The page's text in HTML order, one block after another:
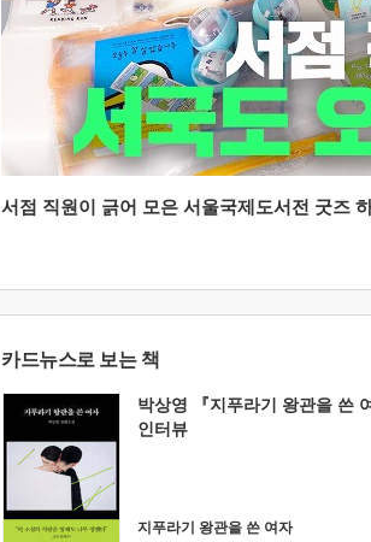
서점 직원이 긁어 모은 서울국제도서전 굿즈
카드뉴스로 보는 책
박상영 『지푸라기 왕관을 쓴
인터뷰
지푸라기 왕관을 쓴 여자